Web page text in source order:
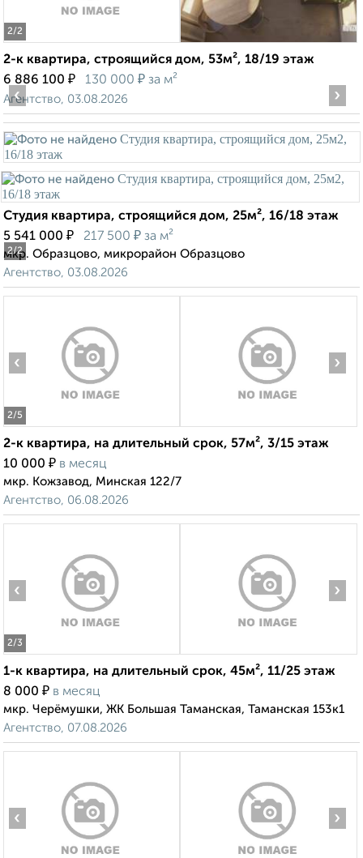
2/2
2-к квартира, строящийся дом, 53м², 18/19 этаж
6 886 100 ₽ 130 000 ₽ за м²
Агентство, 03.08.2026
2/2
‹ ›
Студия квартира, строящийся дом, 25м², 16/18 этаж
5 541 000 ₽ 217 500 ₽ за м²
мкр. Образцово, микрорайон Образцово
Агентство, 03.08.2026
2/5
‹ ›
2-к квартира, на длительный срок, 57м², 3/15 этаж
10 000 ₽ в месяц
мкр. Кожзавод, Минская 122/7
Агентство, 06.08.2026
2/3
‹ ›
1-к квартира, на длительный срок, 45м², 11/25 этаж
8 000 ₽ в месяц
мкр. Черёмушки, ЖК Большая Таманская, Таманская 153к1
Агентство, 07.08.2026
‹ ›